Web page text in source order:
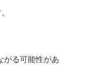
がる可能性があ